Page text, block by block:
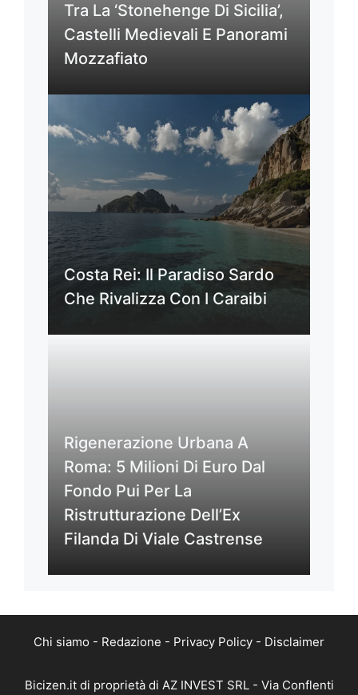
Tra La ‘Stonehenge Di Sicilia’,
Castelli Medievali E Panorami
Mozzafiato
Costa Rei: Il Paradiso Sardo
Che Rivalizza Con I Caraibi
Rigenerazione Urbana A
Roma: 5 Milioni Di Euro Dal
Fondo Pui Per La
Ristrutturazione Dell’Ex
Filanda Di Viale Castrense
Chi siamo - Redazione - Privacy Policy - Disclaimer
Bicizen.it di proprietà di AZ INVEST SRL - Via Conflenti